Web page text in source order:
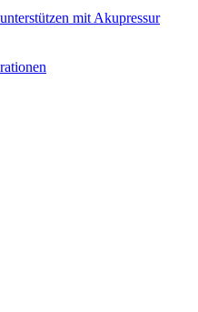
mit Akupressur